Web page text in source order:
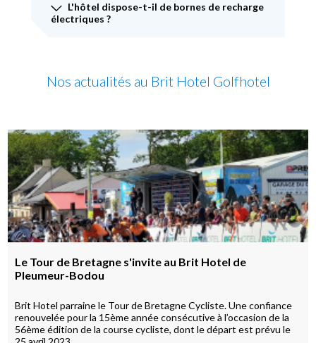
L'hôtel dispose-t-il de bornes de recharge
électriques ?
Nos actualités au Brit Hotel Golfhotel
Le Tour de Bretagne s'invite au Brit Hotel de
Pleumeur-Bodou
Brit Hotel parraine le Tour de Bretagne Cycliste. Une confiance
renouvelée pour la 15ème année consécutive à l’occasion de la
56ème édition de la course cycliste, dont le départ est prévu le